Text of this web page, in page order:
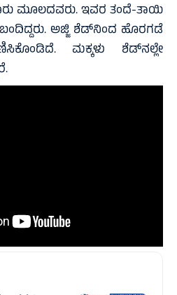
ಮೂಲದವರು. ಇವರ ತಂದೆ-ತಾಯಿ
ಅಜ್ಜಿ ಶೆಡ್‌ನಿಂದ ಹೊರಗಡೆ
ಮಕ್ಕಳು ಶೆಡ್‌ನಲ್ಲೇ